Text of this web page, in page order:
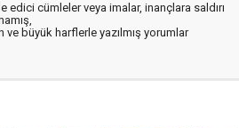
edici cümleler veya imalar, inançlara saldırı
ve büyük harflerle yazılmış yorumlar